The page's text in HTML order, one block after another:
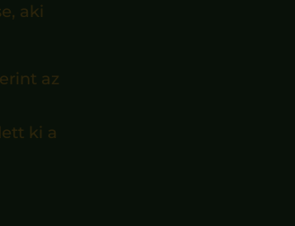
aki
az
ki a